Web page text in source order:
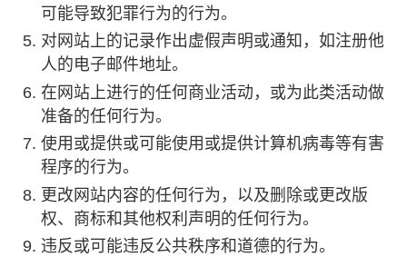
可能导致犯罪行为的行为。
对网站上的记录作出虚假声明或通知，如注册他
人的电子邮件地址。
在网站上进行的任何商业活动，或为此类活动做
准备的任何行为。
使用或提供或可能使用或提供计算机病毒等有害
程序的行为。
更改网站内容的任何行为，以及删除或更改版
权、商标和其他权利声明的任何行为。
违反或可能违反公共秩序和道德的行为。